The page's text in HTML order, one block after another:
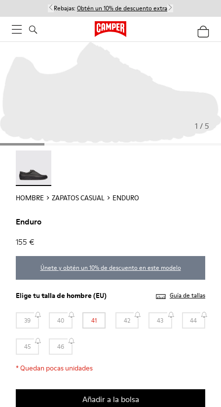
Rebajas: Obtén un 10% de descuento extra
1 / 5
HOMBRE ZAPATOS CASUAL ENDURO
Enduro
155 €
Únete y obtén un 10% de descuento en este modelo
Elige tutalla de hombre(EU) Guía de tallas
39 40 41 42 43 44
45 46
*Quedan pocas unidades
Añadir a la bolsa